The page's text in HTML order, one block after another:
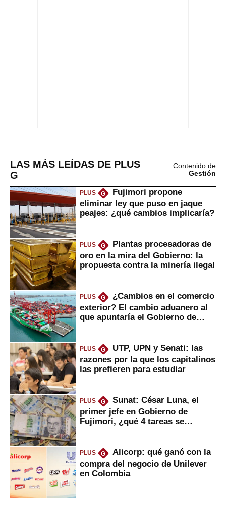
LAS MÁS LEÍDAS DE PLUS
G
Contenido de
Gestión
PLUS G
Fujimori propone
eliminar ley que puso en jaque
peajes: ¿qué cambios implicaría?
PLUS G
Plantas procesadoras de
oro en la mira del Gobierno: la
propuesta contra la minería ilegal
PLUS G
¿Cambios en el comercio
exterior? El cambio aduanero al
que apuntaría el Gobierno de
PLUS G
UTP, UPN y Senati: las
razones por la que los capitalinos
las prefieren para estudiar
PLUS G
Sunat: César Luna, el
primer jefe en Gobierno de
Fujimori, ¿qué 4 tareas se
PLUS G
Alicorp: qué ganó con la
compra del negocio de Unilever
en Colombia